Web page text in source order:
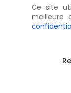
Ce site
meilleure